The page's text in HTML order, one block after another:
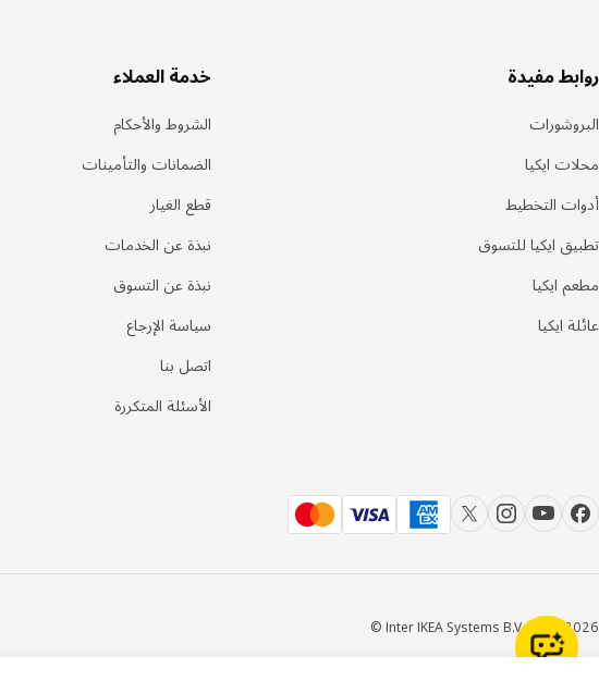
أسفل
الصفحة
روابط مفيدة
البروشورات
محلات ايكيا
أدوات التخطيط
تطبيق ايكيا للتسوق
مطعم ايكيا
عائلة ايكيا
خدمة العملاء
الشروط والأحكام
الضمانات والتأمينات
قطع الغيار
نبذة عن الخدمات
نبذة عن التسوق
سياسة الإرجاع
اتصل بنا
الأسئلة المتكررة
Inter IKEA Systems B.V. 1999-2026 ©